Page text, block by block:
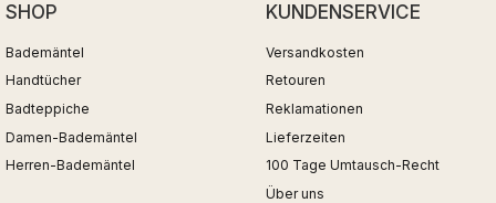
SHOP
Bademäntel
Handtücher
Badteppiche
Damen-Bademäntel
Herren-Bademäntel
KUNDENSERVICE
Versandkosten
Retouren
Reklamationen
Lieferzeiten
100 Tage Umtausch-Recht
Über uns